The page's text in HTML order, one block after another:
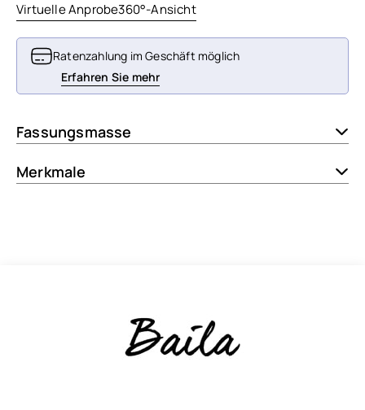
Virtuelle Anprobe360°-Ansicht
Ratenzahlung im Geschäft möglich
Erfahren Sie mehr
Fassungsmasse
Merkmale